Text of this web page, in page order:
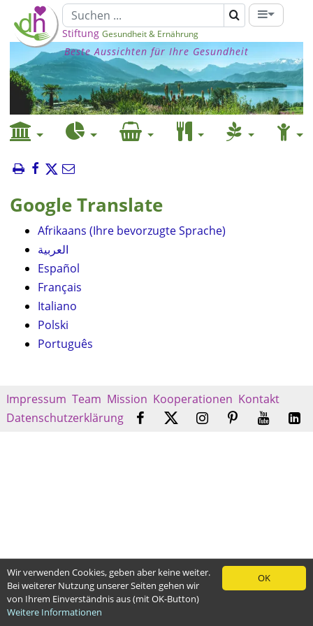
Stiftung Gesundheit & Ernährung
Beste Aussichten für Ihre Gesundheit
Google Translate
Afrikaans (Ihre bevorzugte Sprache)
العربية
Español
Français
Italiano
Polski
Português
Impressum Team Mission Kooperationen Kontakt
Datenschutzerklärung
OK
Wir verwenden Cookies, geben aber keine weiter.
Bei weiterer Nutzung unserer Seiten gehen wir
von Ihrem Einverständnis aus (mit OK-Button)
Weitere Informationen